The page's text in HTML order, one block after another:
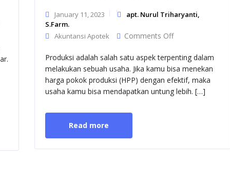
January 11, 2023
apt. Nurul Triharyanti,
S.Farm.
Akuntansi Apotek
Comments Offon
dan
Cara
Menghitung
HPP
Mudah
Produksi adalah salah satu aspek terpenting dalam
melakukan sebuah usaha. Jika kamu bisa menekan
harga pokok produksi (HPP) dengan efektif, maka
usaha kamu bisa mendapatkan untung lebih. […]
Read more